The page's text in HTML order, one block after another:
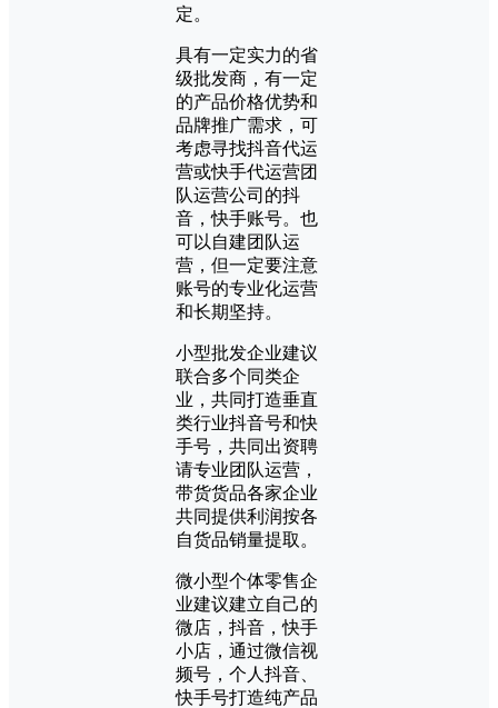
定。
具有一定实力的省
级批发商，有一定
的产品价格优势和
品牌推广需求，可
考虑寻找抖音代运
营或快手代运营团
队运营公司的抖
音，快手账号。也
可以自建团队运
营，但一定要注意
账号的专业化运营
和长期坚持。
小型批发企业建议
联合多个同类企
业，共同打造垂直
类行业抖音号和快
手号，共同出资聘
请专业团队运营，
带货货品各家企业
共同提供利润按各
自货品销量提取。
微小型个体零售企
业建议建立自己的
微店，抖音，快手
小店，通过微信视
频号，个人抖音、
快手号打造纯产品